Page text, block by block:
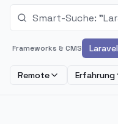
Frameworks & CMS Laravel
Remote Erfahrung